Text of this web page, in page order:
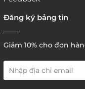
5. Hình thức thanh
Đăng ký bảng tin
Giảm 10% cho đơn